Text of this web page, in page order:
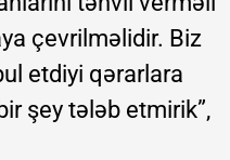
çevrilməlidir. Biz
etdiyi qərarlara
şey tələb etmirik”,